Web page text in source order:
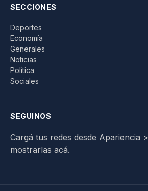
SECCIONES
Deportes
Economía
Generales
Noticias
Política
Sociales
SEGUINOS
Cargá tus redes desde Apariencia
mostrarlas acá.